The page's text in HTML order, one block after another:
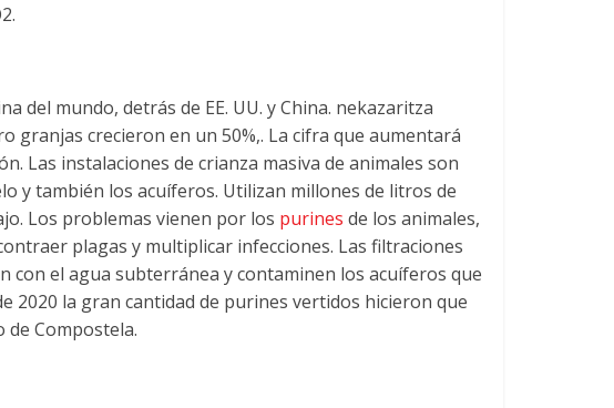
.
del mundo, detrás de EE. UU. y China. nekazaritza
granjas crecieron en un 50%,. La cifra que aumentará
. Las instalaciones de crianza masiva de animales son
y también los acuíferos. Utilizan millones de litros de
. Los problemas vienen por los purines de los animales,
plagas y multiplicar infecciones. Las filtraciones
con el agua subterránea y contaminen los acuíferos que
2020 la gran cantidad de purines vertidos hicieron que
de Compostela.